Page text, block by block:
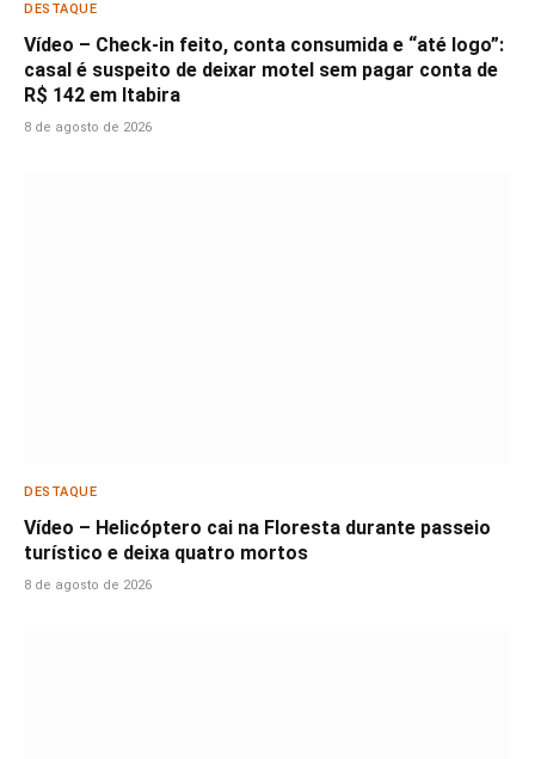
DESTAQUE
Vídeo – Check-in feito, conta consumida e “até logo”:
casal é suspeito de deixar motel sem pagar conta de
R$ 142 em Itabira
8 de agosto de 2026
DESTAQUE
Vídeo – Helicóptero cai na Floresta durante passeio
turístico e deixa quatro mortos
8 de agosto de 2026